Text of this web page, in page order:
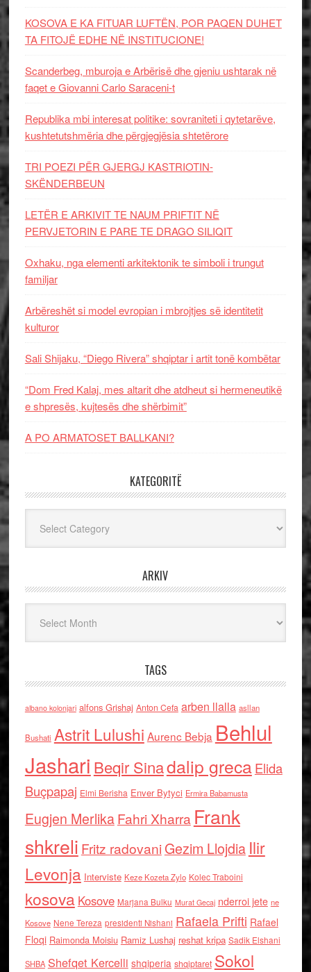
KOSOVA E KA FITUAR LUFTËN, POR PAQEN DUHET
TA FITOJË EDHE NË INSTITUCIONE!
Scanderbeg, mburoja e Arbërisë dhe gjeniu ushtarak në
faqet e Giovanni Carlo Saraceni-t
Republika mbi interesat politike: sovraniteti i qytetarëve,
kushtetutshmëria dhe përgjegjësia shtetërore
TRI POEZI PËR GJERGJ KASTRIOTIN-
SKËNDERBEUN
LETËR E ARKIVIT TE NAUM PRIFTIT NË
PERVJETORIN E PARE TE DRAGO SILIQIT
Oxhaku, nga elementi arkitektonik te simboli i trungut
familjar
Arbëreshët si model evropian i mbrojtjes së identitetit
kulturor
Sali Shijaku, “Diego Rivera” shqiptar i artit tonë kombëtar
“Dom Fred Kalaj, mes altarit dhe atdheut si hermeneutikë
e shpresës, kujtesës dhe shërbimit”
A PO ARMATOSET BALLKANI?
KATEGORITË
ARKIV
TAGS
albano kolonjari alfons Grishaj Anton Cefa arben llalla asllan
Bushati Astrit Lulushi Aurenc Bebja Behlul
Jashari Beqir Sinadalip grecaElida
Buçpapaj Elmi Berisha Enver Bytyci Ermira Babamusta
Eugjen MerlikaFahri Xharra Frank
shkreli Fritz radovaniGezim Llojdia Ilir
Levonja Interviste Keze Kozeta Zylo Kolec Traboini
kosova Kosove Marjana Bulku Murat Gecaj nderroi jete ne
Kosove Nene Tereza presidenti Nishani Rafaela Prifti Rafael
Floqi Raimonda Moisiu Ramiz Lushaj reshat kripa Sadik Elshani
SHBA Shefqet Kercelli shqiperia shqiptaret Sokol